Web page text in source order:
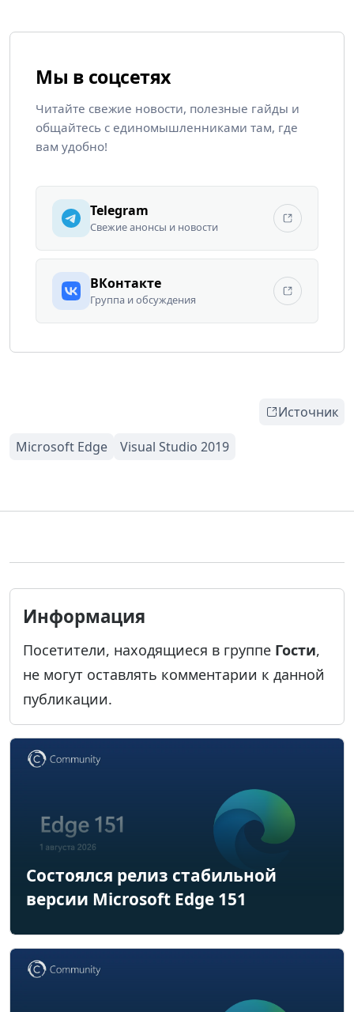
Мы в соцсетях
Читайте свежие новости, полезные гайды и
общайтесь с единомышленниками там, где
вам удобно!
Telegram
Свежие анонсы и новости
ВКонтакте
Группа и обсуждения
Источник
Информация
Посетители, находящиеся в группе Гости,
не могут оставлять комментарии к данной
публикации.
Состоялся релиз стабильной
версии Microsoft Edge 151